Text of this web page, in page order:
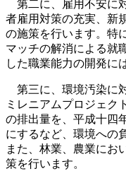
第二に、雇用不安に
者雇用対策の充実、新
の施策を行います。特
マッチの解消による就
した職業能力の開発に
第三に、環境汚染に
ミレニアムプロジェク
の排出量を、平成十四
にするなど、環境への
また、林業、農業にお
策を行います。